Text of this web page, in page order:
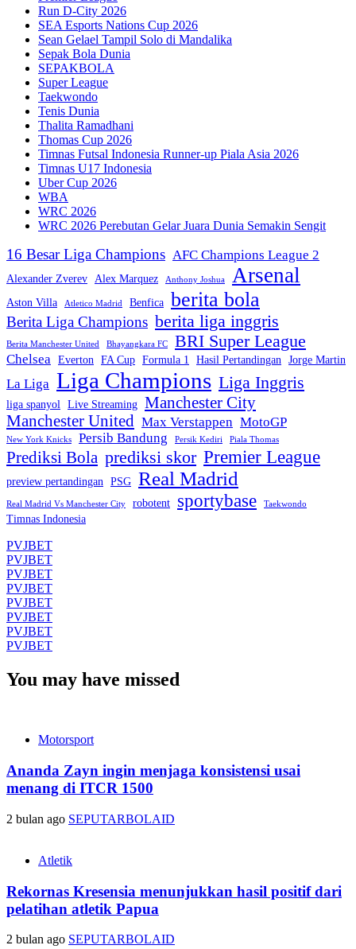
Run D-City 2026
SEA Esports Nations Cup 2026
Sean Gelael Tampil Solo di Mandalika
Sepak Bola Dunia
SEPAKBOLA
Super League
Taekwondo
Tenis Dunia
Thalita Ramadhani
Thomas Cup 2026
Timnas Futsal Indonesia Runner-up Piala Asia 2026
Timnas U17 Indonesia
Uber Cup 2026
WBA
WRC 2026
WRC 2026 Perebutan Gelar Juara Dunia Semakin Sengit
16 Besar Liga Champions AFC Champions League 2
Alexander Zverev Alex Marquez Anthony Joshua Arsenal
Aston Villa Atletico Madrid Benfica berita bola
Berita Liga Champions berita liga inggris
Berita Manchester United Bhayangkara FC BRI Super League
Chelsea Everton FA Cup Formula 1 Hasil Pertandingan Jorge Martin
La Liga Liga Champions Liga Inggris
liga spanyol Live Streaming Manchester City
Manchester United Max Verstappen MotoGP
New York Knicks Persib Bandung Persik Kediri Piala Thomas
Prediksi Bola prediksi skor Premier League
preview pertandingan PSG Real Madrid
Real Madrid Vs Manchester City robotent sportybase Taekwondo
Timnas Indonesia
PVJBET
PVJBET
PVJBET
PVJBET
PVJBET
PVJBET
PVJBET
PVJBET
You may have missed
Motorsport
Ananda Zayn ingin menjaga konsistensi usai
menang di ITCR 1500
2 bulan ago SEPUTARBOLAID
Atletik
Rekornas Kresensia menunjukkan hasil positif dari
pelatihan atletik Papua
2 bulan ago SEPUTARBOLAID